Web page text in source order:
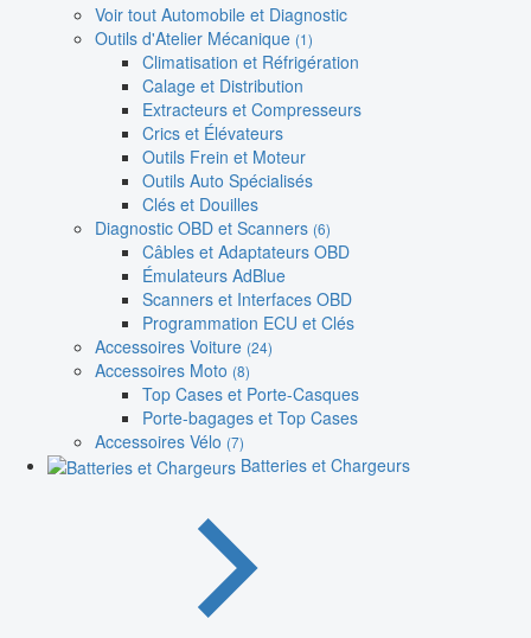
Voir tout Automobile et Diagnostic
Outils d'Atelier Mécanique (1)
Climatisation et Réfrigération
Calage et Distribution
Extracteurs et Compresseurs
Crics et Élévateurs
Outils Frein et Moteur
Outils Auto Spécialisés
Clés et Douilles
Diagnostic OBD et Scanners (6)
Câbles et Adaptateurs OBD
Émulateurs AdBlue
Scanners et Interfaces OBD
Programmation ECU et Clés
Accessoires Voiture (24)
Accessoires Moto (8)
Top Cases et Porte-Casques
Porte-bagages et Top Cases
Accessoires Vélo (7)
Batteries et Chargeurs